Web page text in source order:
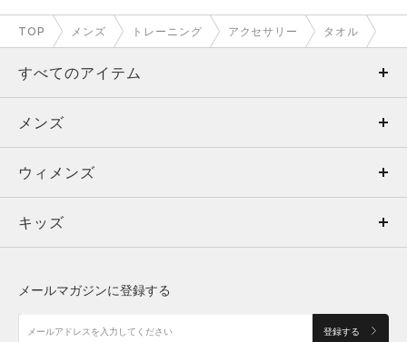
TOP メンズ トレーニング アクセサリー タオル
すべてのアイテム
メンズ
ウィメンズ
キッズ
アクセサリー
メンズ
トップス
ボトムス
アクセサリー
ウィメンズ
トップス
シューズ
キッズ
メールマガジンに登録する
登録する